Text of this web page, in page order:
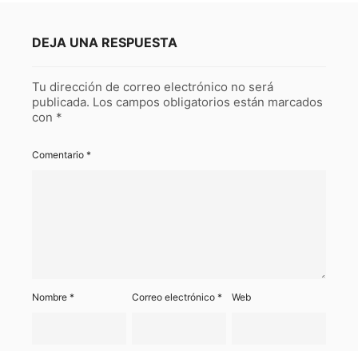
DEJA UNA RESPUESTA
Tu dirección de correo electrónico no será
publicada. Los campos obligatorios están marcados
con *
Comentario *
Nombre * Correo electrónico* Web